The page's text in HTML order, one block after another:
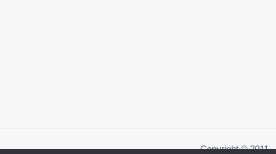
Copyright © 2011